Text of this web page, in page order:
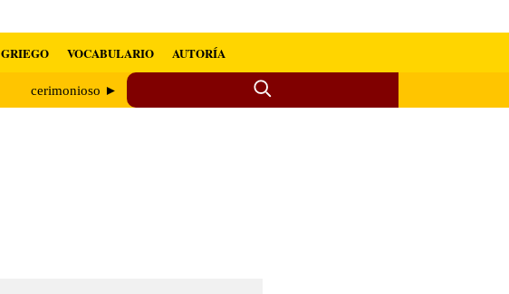
GRIEGO VOCABULARIO AUTORÍA
cerimonioso ►